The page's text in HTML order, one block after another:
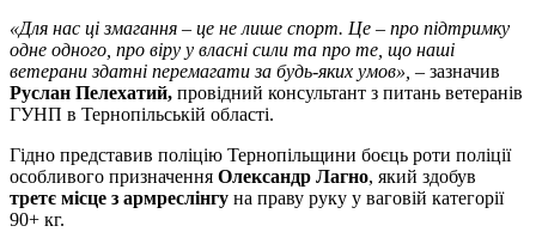
«Для нас ці змагання – це не лише спорт. Це – про підтримку
одне одного, про віру у власні сили та про те, що наші
ветерани здатні перемагати за будь-яких умов», – зазначив
Руслан Пелехатий, провідний консультант з питань ветеранів
ГУНП в Тернопільській області.
Гідно представив поліцію Тернопільщини боєць роти поліції
особливого призначення Олександр Лагно, який здобув
третє місце з армреслінгу на праву руку у ваговій категорії
90+ кг.